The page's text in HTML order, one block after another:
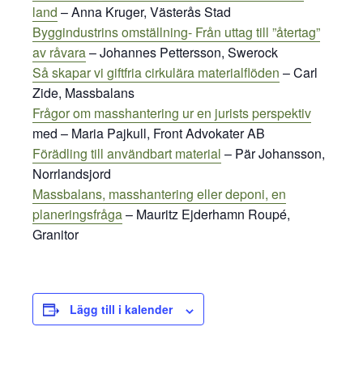
land – Anna Kruger, Västerås Stad
Byggindustrins omställning- Från uttag till ”återtag”
av råvara– Johannes Pettersson, Swerock
Så skapar vi giftfria cirkulära materialflöden – Carl
Zide, Massbalans
Frågor om masshantering ur en jurists perspektiv
med – Maria Pajkull, Front Advokater AB
Förädling till användbart material – Pär Johansson,
Norrlandsjord
Massbalans, masshantering eller deponi, en
planeringsfråga– Mauritz Ejderhamn Roupé,
Granitor
Lägg till i kalender